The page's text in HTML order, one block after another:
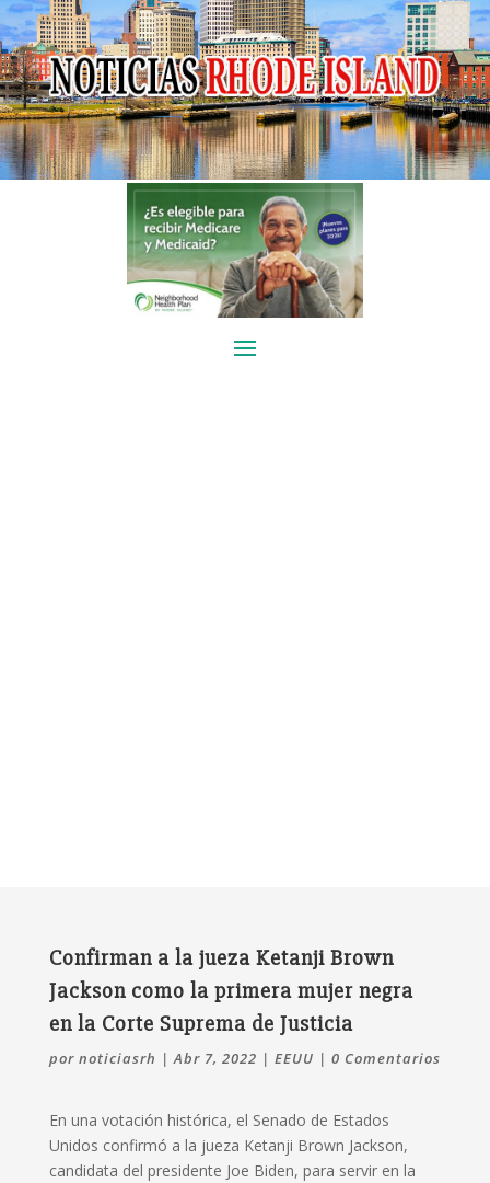
Confirman a la jueza Ketanji Brown
Jackson como la primera mujer negra
en la Corte Suprema de Justicia
por noticiasrh | Abr 7, 2022 | EEUU | 0 Comentarios
En una votación histórica, el Senado de Estados
Unidos confirmó a la jueza Ketanji Brown Jackson,
candidata del presidente Joe Biden, para servir en la